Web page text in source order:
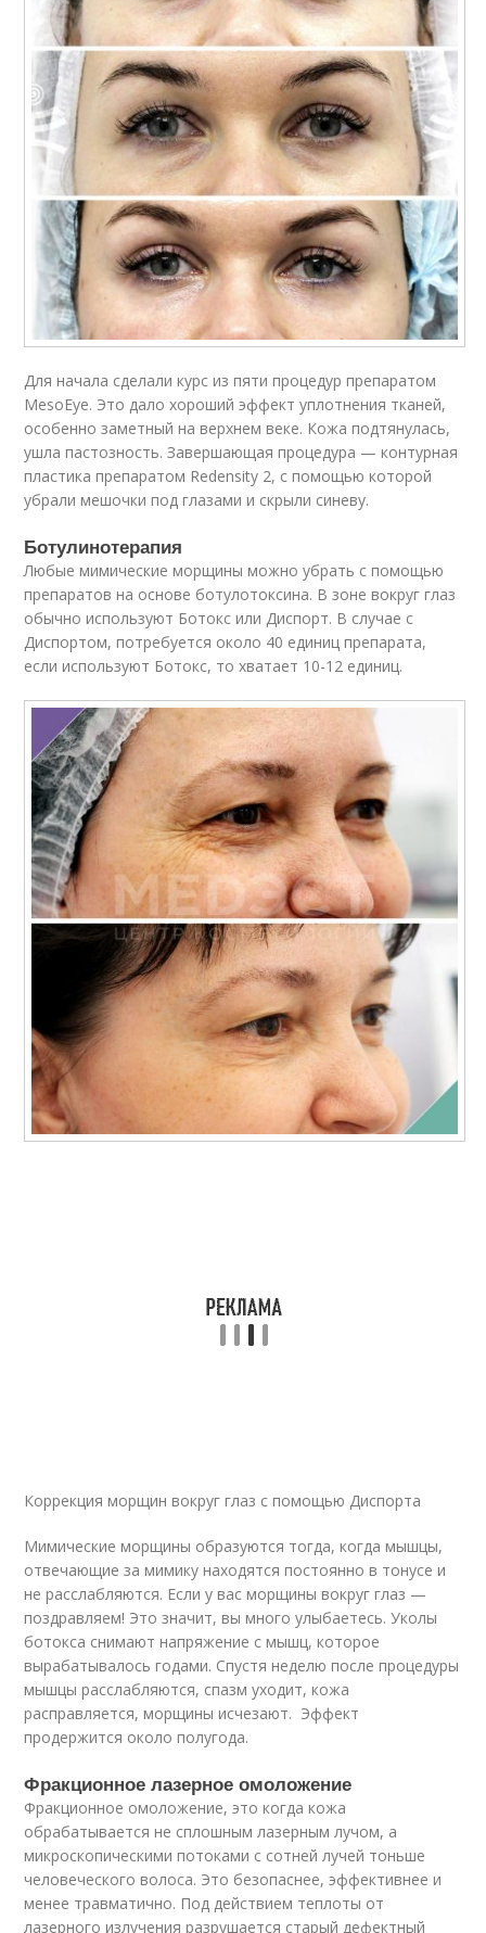
Для начала сделали курс из пяти процедур препаратом
MesoEye. Это дало хороший эффект уплотнения тканей,
особенно заметный на верхнем веке. Кожа подтянулась,
ушла пастозность. Завершающая процедура — контурная
пластика препаратом Redensity 2, с помощью которой
убрали мешочки под глазами и скрыли синеву.
Ботулинотерапия
Любые мимические морщины можно убрать с помощью
препаратов на основе ботулотоксина. В зоне вокруг глаз
обычно используют Ботокс или Диспорт. В случае с
Диспортом, потребуется около 40 единиц препарата,
если используют Ботокс, то хватает 10-12 единиц.
Коррекция морщин вокруг глаз с помощью Диспорта
Мимические морщины образуются тогда, когда мышцы,
отвечающие за мимику находятся постоянно в тонусе и
не расслабляются. Если у вас морщины вокруг глаз —
поздравляем! Это значит, вы много улыбаетесь. Уколы
ботокса снимают напряжение с мышц, которое
вырабатывалось годами. Спустя неделю после процедуры
мышцы расслабляются, спазм уходит, кожа
расправляется, морщины исчезают. Эффект
продержится около полугода.
Фракционное лазерное омоложение
Фракционное омоложение, это когда кожа
обрабатывается не сплошным лазерным лучом, а
микроскопическими потоками с сотней лучей тоньше
человеческого волоса. Это безопаснее, эффективнее и
менее травматично. Под действием теплоты от
лазерного излучения разрушается старый дефектный